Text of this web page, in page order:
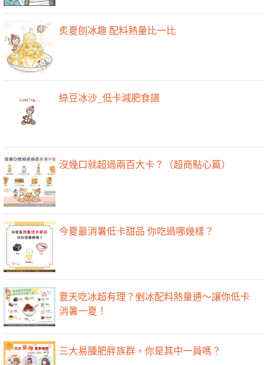
炙夏刨冰趣 配料熱量比一比
綠豆冰沙_低卡減肥食譜
沒幾口就超過兩百大卡？（超商點心篇）
今夏最消暑低卡甜品 你吃過哪幾樣？
夏天吃冰超有理？剉冰配料熱量通～讓你低卡
消暑一夏！
三大易腫肥胖族群，你是其中一員嗎？